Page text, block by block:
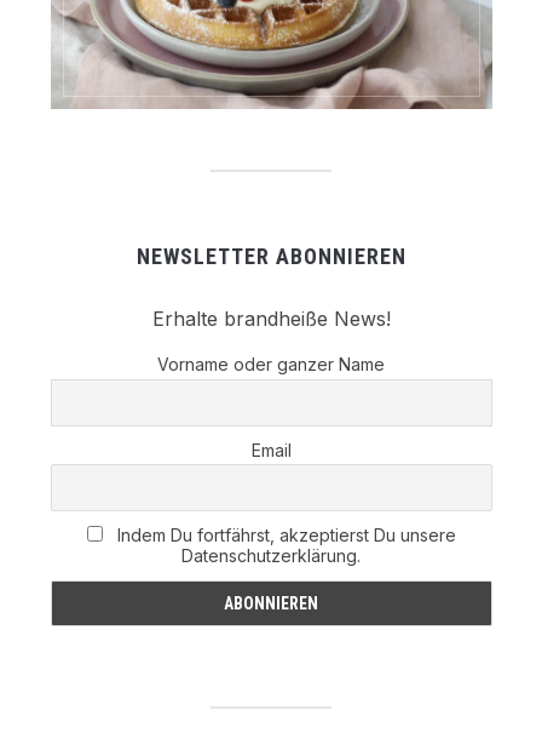
NEWSLETTER ABONNIEREN
Erhalte brandheiße News!
Vorname oder ganzer Name
Email
Indem Du fortfährst, akzeptierst Du unsere
Datenschutzerklärung.